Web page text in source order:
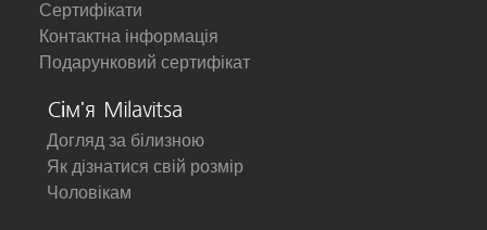
Сертифікати
Контактна інформація
Подарунковий сертифікат
Сім'я Milavitsa
Догляд за білизною
Як дізнатися свій розмір
Чоловікам